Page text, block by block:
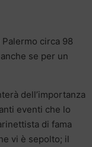
circa 98
se per un
dell’importanza
eventi che lo
di fama
vi è sepolto; il